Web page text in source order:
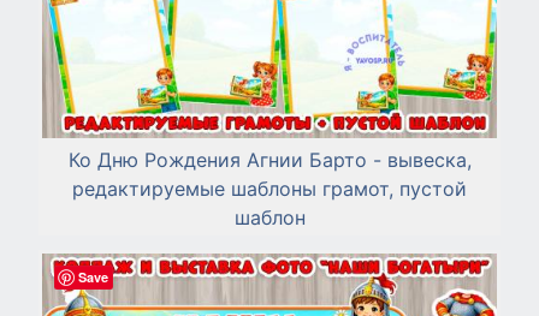
Ко Дню Рождения Агнии Барто - вывеска,
редактируемые шаблоны грамот, пустой
шаблон
Save